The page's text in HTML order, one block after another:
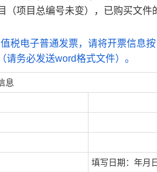
（项目总编号未变），已购买文
税电子普通发票，请将开票信息
请务必发送word格式文件）。
息
填写日期：年月